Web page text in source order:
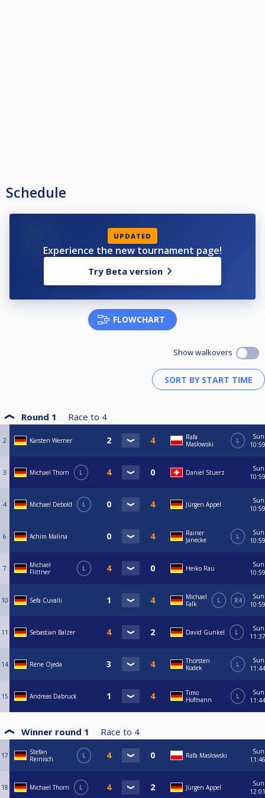
Schedule
UPDATED
Experience the new tournament page!
Try Beta version
FLOWCHART
Show walkovers
Round 1 Race to 4
2 Karsten Werner
Rafa
Maslowski
L
Sun
10:59
3 Michael Thorn L Daniel Stuerz
Sun
10:59
4 Michael Debold L Jürgen Appel
Sun
10:59
6 Achim Malina
Rainer
Janecke
L
Sun
10:59
7
Michael
Flittner
L Heiko Rau
Sun
10:59
10 Sefa Cuvalli
Michael
Falk
L R4
Sun
10:59
11 Sebastian Balzer David Gunkel L
Sun
11:37
14 Rene Ojeda
Thorsten
Kodek
L
Sun
11:44
15 Andreas Dabruck
Timo
Hofmann
L
Sun
11:44
Winner round 1 Race to 4
17
Stefan
Reinisch
L Rafa Maslowski
Sun
11:46
18 Michael Thorn L Jürgen Appel
Sun
12:01